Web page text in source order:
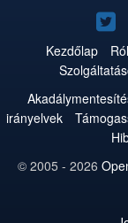
a
Kezdőlap
irányelvek
© 2005 - 2026